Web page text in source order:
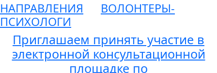
НАПРАВЛЕНИЯ
ВОЛОНТЕРЫ-
ПСИХОЛОГИ
Приглашаем принять участие в
электронной консультационной
площадке по